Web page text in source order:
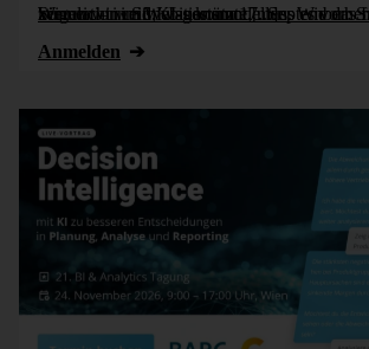
Wer nicht weiß, was kommt, muss es vorher durchspielen können – in Simulationsmodellen. Wie das funktioniert, zeigen wir im Webinar am 17. September: Szenarioplanung, Simulation und KI-gestützte [...]
Anmelden